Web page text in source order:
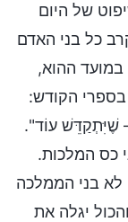
של היום
כל בני האדם
ההוא,
בספרי הקודש:
שֶׁיִּתְקַדֵּשׁ עוֹד".
כס המלכות.
לא בני הממלכה
יגלה את